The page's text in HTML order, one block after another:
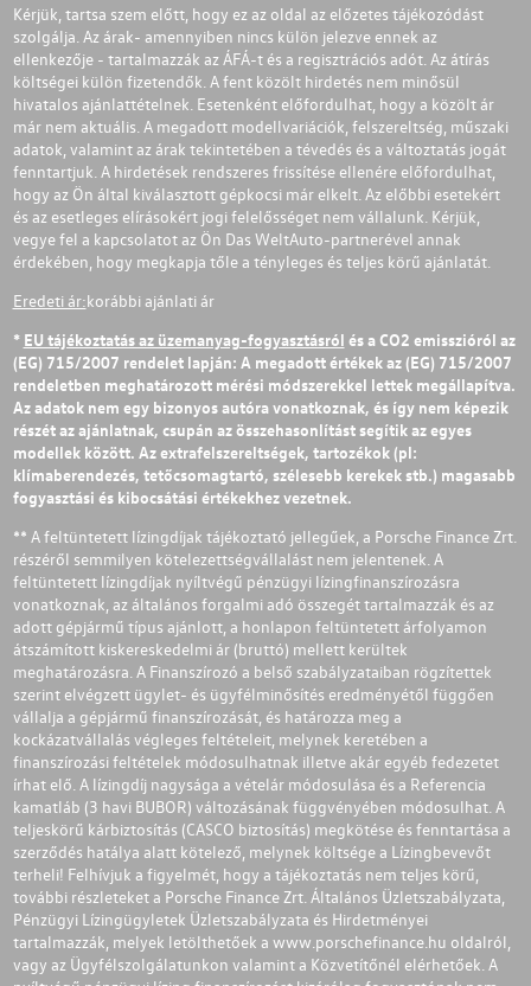
Kérjük, tartsa szem előtt, hogy ez az oldal az előzetes tájékozódást
szolgálja. Az árak- amennyiben nincs külön jelezve ennek az
ellenkezője - tartalmazzák az ÁFÁ-t és a regisztrációs adót. Az átírás
költségei külön fizetendők. A fent közölt hirdetés nem minősül
hivatalos ajánlattételnek. Esetenként előfordulhat, hogy a közölt ár
már nem aktuális. A megadott modellvariációk, felszereltség, műszaki
adatok, valamint az árak tekintetében a tévedés és a változtatás jogát
fenntartjuk. A hirdetések rendszeres frissítése ellenére előfordulhat,
hogy az Ön által kiválasztott gépkocsi már elkelt. Az előbbi esetekért
és az esetleges elírásokért jogi felelősséget nem vállalunk. Kérjük,
vegye fel a kapcsolatot az Ön Das WeltAuto-partnerével annak
érdekében, hogy megkapja tőle a tényleges és teljes körű ajánlatát.
Eredeti ár:korábbi ajánlati ár
* EU tájékoztatás az üzemanyag-fogyasztásról és a CO2 emisszióról az
(EG) 715/2007 rendelet lapján: A megadott értékek az (EG) 715/2007
rendeletben meghatározott mérési módszerekkel lettek megállapítva.
Az adatok nem egy bizonyos autóra vonatkoznak, és így nem képezik
részét az ajánlatnak, csupán az összehasonlítást segítik az egyes
modellek között. Az extrafelszereltségek, tartozékok (pl:
klímaberendezés, tetőcsomagtartó, szélesebb kerekek stb.) magasabb
fogyasztási és kibocsátási értékekhez vezetnek.
** A feltüntetett lízingdíjak tájékoztató jellegűek, a Porsche Finance Zrt.
részéről semmilyen kötelezettségvállalást nem jelentenek. A
feltüntetett lízingdíjak nyíltvégű pénzügyi lízingfinanszírozásra
vonatkoznak, az általános forgalmi adó összegét tartalmazzák és az
adott gépjármű típus ajánlott, a honlapon feltüntetett árfolyamon
átszámított kiskereskedelmi ár (bruttó) mellett kerültek
meghatározásra. A Finanszírozó a belső szabályzataiban rögzítettek
szerint elvégzett ügylet- és ügyfélminősítés eredményétől függően
vállalja a gépjármű finanszírozását, és határozza meg a
kockázatvállalás végleges feltételeit, melynek keretében a
finanszírozási feltételek módosulhatnak illetve akár egyéb fedezetet
írhat elő. A lízingdíj nagysága a vételár módosulása és a Referencia
kamatláb (3 havi BUBOR) változásának függvényében módosulhat. A
teljeskörű kárbiztosítás (CASCO biztosítás) megkötése és fenntartása a
szerződés hatálya alatt kötelező, melynek költsége a Lízingbevevőt
terheli! Felhívjuk a figyelmét, hogy a tájékoztatás nem teljes körű,
további részleteket a Porsche Finance Zrt. Általános Üzletszabályzata,
Pénzügyi Lízingügyletek Üzletszabályzata és Hirdetményei
tartalmazzák, melyek letölthetőek a www.porschefinance.hu oldalról,
vagy az Ügyfélszolgálatunkon valamint a Közvetítőnél elérhetőek. A